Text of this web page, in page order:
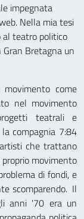
impegnata
Nella mia tesi
al teatro politico
Bretagna un
come
nel movimento
teatrali e
compagnia 7:84
che trattano
movimento
di fondi, e
scomparendo. Il
anni '70 era un